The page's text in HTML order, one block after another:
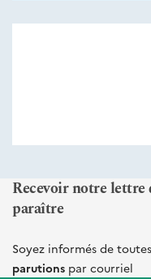
Recevoir notre
paraître
Soyez informés de
parutions par courriel